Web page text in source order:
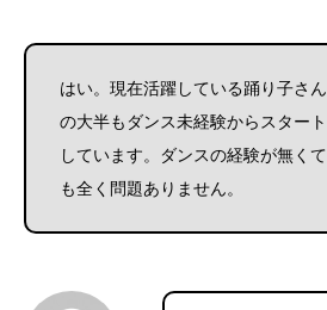
はい。現在活躍している踊り子さん
の大半もダンス未経験からスタート
しています。ダンスの経験が無くて
も全く問題ありません。